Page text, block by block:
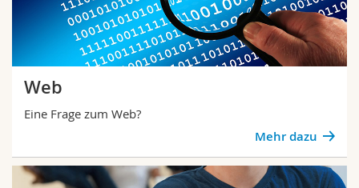
Web
Eine Frage zum Web?
Mehr dazu